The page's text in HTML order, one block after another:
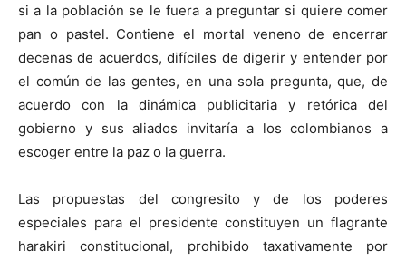
si a la población se le fuera a preguntar si quiere comer
pan o pastel. Contiene el mortal veneno de encerrar
decenas de acuerdos, difíciles de digerir y entender por
el común de las gentes, en una sola pregunta, que, de
acuerdo con la dinámica publicitaria y retórica del
gobierno y sus aliados invitaría a los colombianos a
escoger entre la paz o la guerra.
Las propuestas del congresito y de los poderes
especiales para el presidente constituyen un flagrante
harakiri constitucional, prohibido taxativamente por